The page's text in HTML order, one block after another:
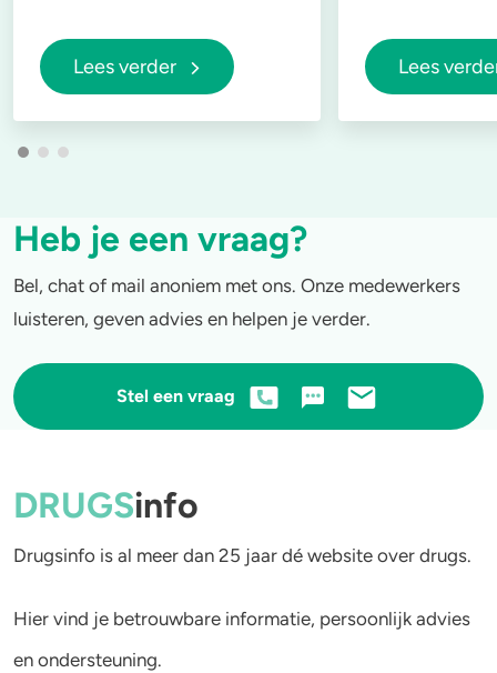
Lees verder Lees
Heb je een vraag?
Bel, chat of mail anoniem met ons. Onze medewerkers
luisteren, geven advies en helpen je verder.
Stel een vraag
DRUGSinfo
Drugsinfo is al meer dan 25 jaar dé website over drugs.
Hier vind je betrouwbare informatie, persoonlijk advies
en ondersteuning.